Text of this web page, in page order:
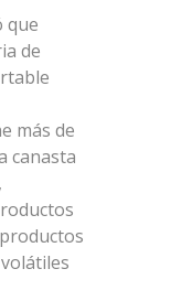
que
de
más de
canasta